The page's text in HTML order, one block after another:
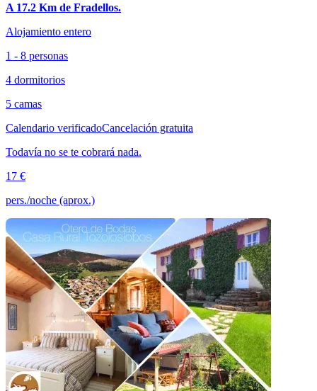
A 17.2 Km de Fradellos.
Alojamiento entero
1 - 8 personas
4 dormitorios
5 camas
Calendario verificadoCancelación gratuita
Todavía no se te cobrará nada.
17 €
pers./noche (aprox.)